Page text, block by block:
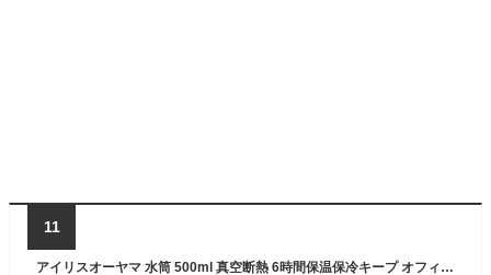
11
アイリスオーヤマ 水筒 500ml 真空断熱 6時間保温保冷キープ オフィスで使いやすい 直飲み 丸洗い出来てお手入れラクラク ステンレスマグボトル SKB-S500 グレー